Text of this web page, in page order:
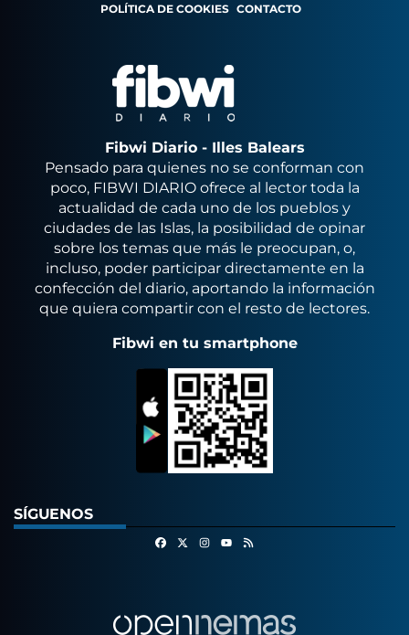
POLÍTICA DE COOKIES CONTACTO
Fibwi Diario - Illes Balears
Pensado para quienes no se conforman con
poco, FIBWI DIARIO ofrece al lector toda la
actualidad de cada uno de los pueblos y
ciudades de las Islas, la posibilidad de opinar
sobre los temas que más le preocupan, o,
incluso, poder participar directamente en la
confección del diario, aportando la información
que quiera compartir con el resto de lectores.
Fibwi en tu smartphone
SÍGUENOS
FacebookInstagram